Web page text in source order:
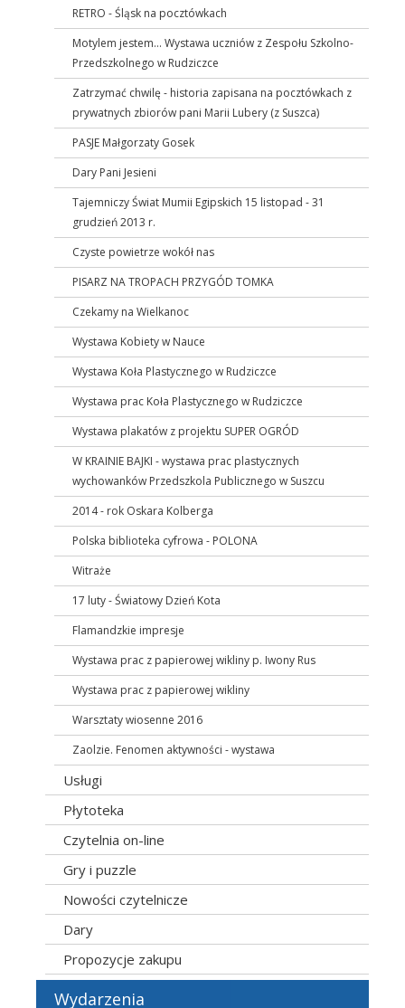
RETRO - Śląsk na pocztówkach
Motylem jestem... Wystawa uczniów z Zespołu Szkolno-
Przedszkolnego w Rudziczce
Zatrzymać chwilę - historia zapisana na pocztówkach z
prywatnych zbiorów pani Marii Lubery (z Suszca)
PASJE Małgorzaty Gosek
Dary Pani Jesieni
Tajemniczy Świat Mumii Egipskich 15 listopad - 31
grudzień 2013 r.
Czyste powietrze wokół nas
PISARZ NA TROPACH PRZYGÓD TOMKA
Czekamy na Wielkanoc
Wystawa Kobiety w Nauce
Wystawa Koła Plastycznego w Rudziczce
Wystawa prac Koła Plastycznego w Rudziczce
Wystawa plakatów z projektu SUPER OGRÓD
W KRAINIE BAJKI - wystawa prac plastycznych
wychowanków Przedszkola Publicznego w Suszcu
2014 - rok Oskara Kolberga
Polska biblioteka cyfrowa - POLONA
Witraże
17 luty - Światowy Dzień Kota
Flamandzkie impresje
Wystawa prac z papierowej wikliny p. Iwony Rus
Wystawa prac z papierowej wikliny
Warsztaty wiosenne 2016
Zaolzie. Fenomen aktywności - wystawa
Usługi
Płytoteka
Czytelnia on-line
Gry i puzzle
Nowości czytelnicze
Dary
Propozycje zakupu
Wydarzenia